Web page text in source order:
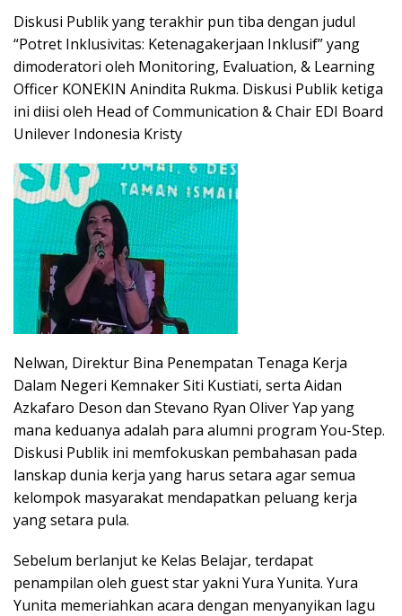
Diskusi Publik yang terakhir pun tiba dengan judul
“Potret Inklusivitas: Ketenagakerjaan Inklusif” yang
dimoderatori oleh Monitoring, Evaluation, & Learning
Officer KONEKIN Anindita Rukma. Diskusi Publik ketiga
ini diisi oleh Head of Communication & Chair EDI Board
Unilever Indonesia Kristy
Nelwan, Direktur Bina Penempatan Tenaga Kerja
Dalam Negeri Kemnaker Siti Kustiati, serta Aidan
Azkafaro Deson dan Stevano Ryan Oliver Yap yang
mana keduanya adalah para alumni program You-Step.
Diskusi Publik ini memfokuskan pembahasan pada
lanskap dunia kerja yang harus setara agar semua
kelompok masyarakat mendapatkan peluang kerja
yang setara pula.
Sebelum berlanjut ke Kelas Belajar, terdapat
penampilan oleh guest star yakni Yura Yunita. Yura
Yunita memeriahkan acara dengan menyanyikan lagu